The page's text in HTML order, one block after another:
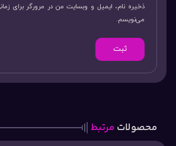
ذخیره نام، ایمیل و وبسایت من در مرورگر برای
می‌نویسم.
محصولات مرتبط